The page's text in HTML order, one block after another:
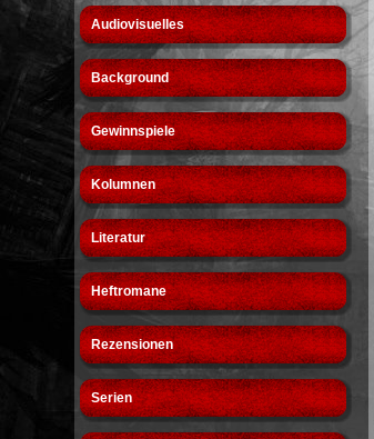
Audiovisuelles
Background
Gewinnspiele
Kolumnen
Literatur
Heftromane
Rezensionen
Serien